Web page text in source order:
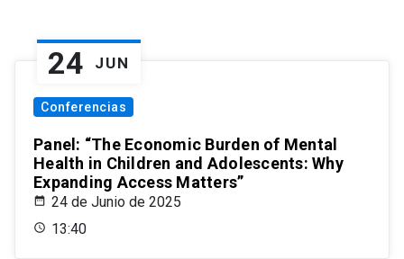
24 JUN
Conferencias
Panel: “The Economic Burden of Mental
Health in Children and Adolescents: Why
Expanding Access Matters”
24 de Junio de 2025
13:40